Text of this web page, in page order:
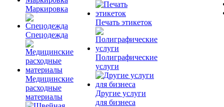
Маркировка
Спецодежда
Медицинские
расходные
материалы
Печать этикеток
Полиграфические
услуги
Другие услуги
для бизнеса